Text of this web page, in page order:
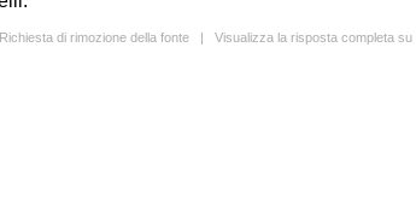
Richiesta di rimozione della fonte | Visualizza la risposta completa su